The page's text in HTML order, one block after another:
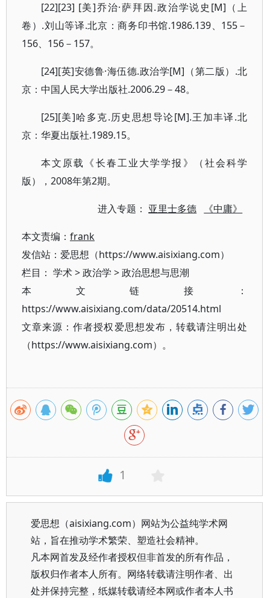
[22][23] [美]乔治·萨拜因.政治学说史[M]（上
卷）.刘山等译.北京：商务印书馆.1986.139、155－
156、156－157。
[24][英]安德鲁·海伍德.政治学[M]（第二版）.北
京：中国人民大学出版社.2006.29－48。
[25][美]哈多克.历史思想导论[M].王加丰译.北
京：华夏出版社.1989.15。
本文原载《长春工业大学学报》（社会科学
版），2008年第2期。
进入专题： 亚里士多德 《中庸》
本文责编： frank
发信站：爱思想（https://www.aisixiang.com）
栏目： 学术>政治学 >政治思想与思潮
本文链接：
https://www.aisixiang.com/data/20514.html
文章来源：作者授权爱思想发布，转载请注明出处
（https://www.aisixiang.com）。
1
爱思想（aisixiang.com）网站为公益纯学术网
站，旨在推动学术繁荣、塑造社会精神。
凡本网首发及经作者授权但非首发的所有作品，
版权归作者本人所有。网络转载请注明作者、出
处并保持完整，纸媒转载请经本网或作者本人书